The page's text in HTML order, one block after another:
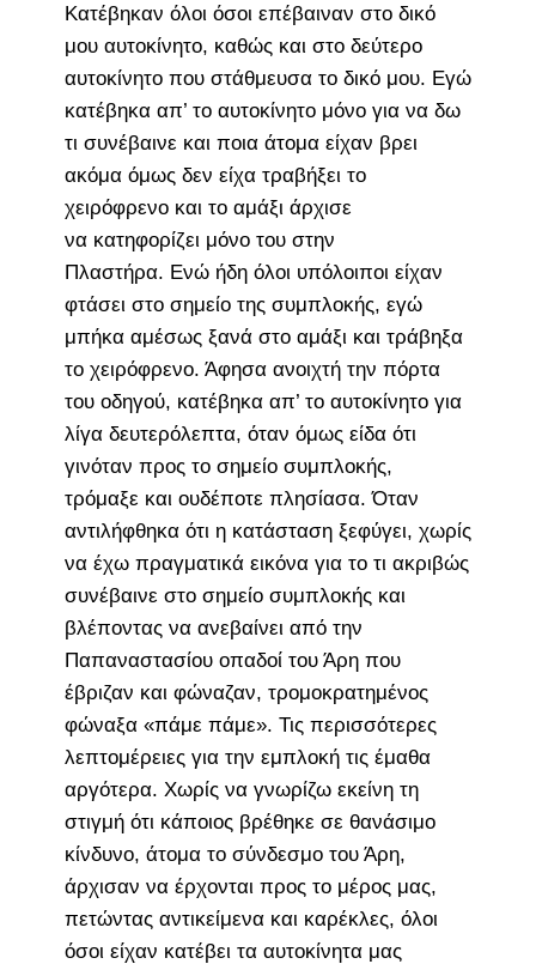
Κατέβηκαν όλοι όσοι επέβαιναν στο δικό
μου αυτοκίνητο, καθώς και στο δεύτερο
αυτοκίνητο που στάθμευσα το δικό μου. Εγώ
κατέβηκα απ’ το αυτοκίνητο μόνο για να δω
τι συνέβαινε και ποια άτομα είχαν βρει
ακόμα όμως δεν είχα τραβήξει το
χειρόφρενο και το αμάξι άρχισε
να κατηφορίζει μόνο του στην
Πλαστήρα. Ενώ ήδη όλοι υπόλοιποι είχαν
φτάσει στο σημείο της συμπλοκής, εγώ
μπήκα αμέσως ξανά στο αμάξι και τράβηξα
το χειρόφρενο. Άφησα ανοιχτή την πόρτα
του οδηγού, κατέβηκα απ’ το αυτοκίνητο για
λίγα δευτερόλεπτα, όταν όμως είδα ότι
γινόταν προς το σημείο συμπλοκής,
τρόμαξε και ουδέποτε πλησίασα. Όταν
αντιλήφθηκα ότι η κατάσταση ξεφύγει, χωρίς
να έχω πραγματικά εικόνα για το τι ακριβώς
συνέβαινε στο σημείο συμπλοκής και
βλέποντας να ανεβαίνει από την
Παπαναστασίου οπαδοί του Άρη που
έβριζαν και φώναζαν, τρομοκρατημένος
φώναξα «πάμε πάμε». Τις περισσότερες
λεπτομέρειες για την εμπλοκή τις έμαθα
αργότερα. Χωρίς να γνωρίζω εκείνη τη
στιγμή ότι κάποιος βρέθηκε σε θανάσιμο
κίνδυνο, άτομα το σύνδεσμο του Άρη,
άρχισαν να έρχονται προς το μέρος μας,
πετώντας αντικείμενα και καρέκλες, όλοι
όσοι είχαν κατέβει τα αυτοκίνητα μας